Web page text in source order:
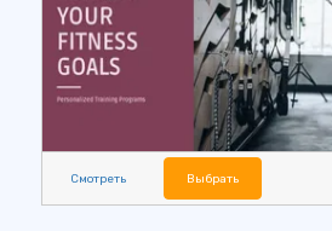
Смотреть Выбрать